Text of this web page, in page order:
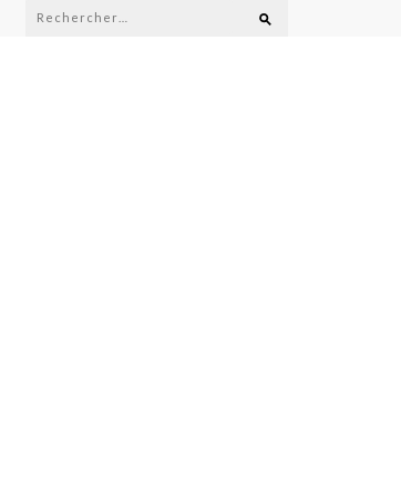
Rechercher :